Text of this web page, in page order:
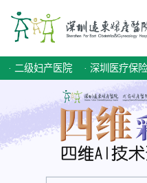
· 二级妇产医院 · 深圳医疗保
备孕迟迟怀不上，
爱有光，愈未来！深圳远东龙岗